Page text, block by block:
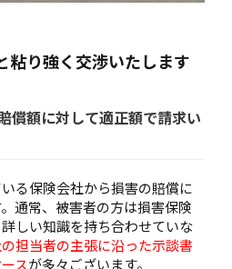
粘り強く交渉いたします
償額に対して適正額で請求い
る保険会社から損害の賠償に
通常、被害者の方は損害保険
しい知識を持ち合わせていな
担当者の主張に沿った示談書
スが多々ございます。